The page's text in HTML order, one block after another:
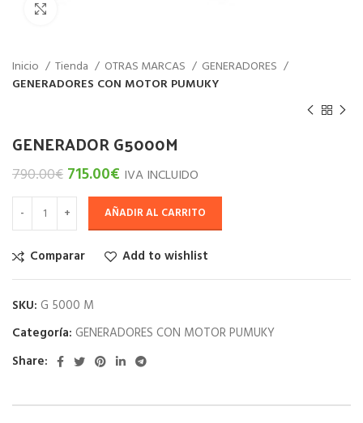
Inicio Tienda OTRAS MARCAS
GENERADORES
GENERADORES CON MOTOR PUMUKY
GENERADOR G5000M
790.00€ 715.00€ IVA INCLUIDO
AÑADIR AL CARRITO
Comparar Add to wishlist
SKU: G 5000 M
Categoría: GENERADORES CON MOTOR PUMUKY
Share: